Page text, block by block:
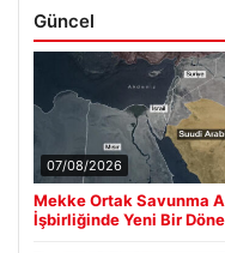
Güncel
07/08/2026
Mekke Ortak Savunma
İşbirliğinde Yeni Bir